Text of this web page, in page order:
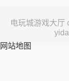
电玩城游戏大厅
网站地图